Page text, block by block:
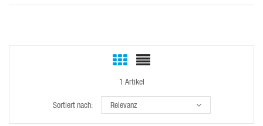
1 Artikel
Sortiert nach: Relevanz